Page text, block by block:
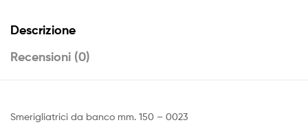
Descrizione
Recensioni (0)
Smerigliatrici da banco mm. 150 – 0023